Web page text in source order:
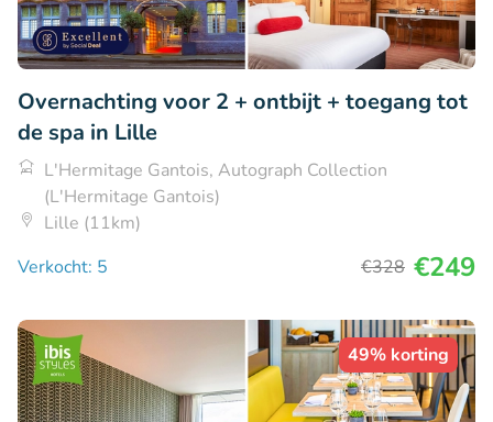
Overnachting voor 2 + ontbijt + toegang tot
de spa in Lille
L'Hermitage Gantois, Autograph Collection
(L'Hermitage Gantois)
Lille (11km)
Verkocht: 5
€328 €249
49% korting